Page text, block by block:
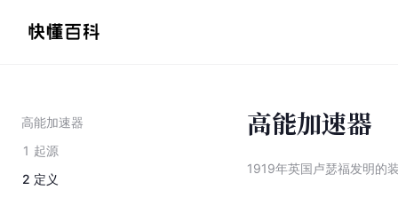
高能加速器
1 起源
2 定义
高能加速器
1919年英国卢瑟福发明的